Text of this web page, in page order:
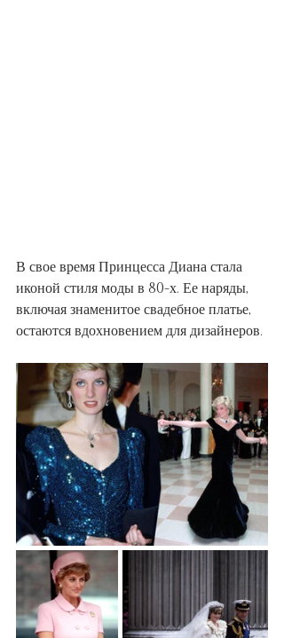
В свое время Принцесса Диана стала
иконой стиля моды в 80-х. Ее наряды,
включая знаменитое свадебное платье,
остаются вдохновением для дизайнеров.